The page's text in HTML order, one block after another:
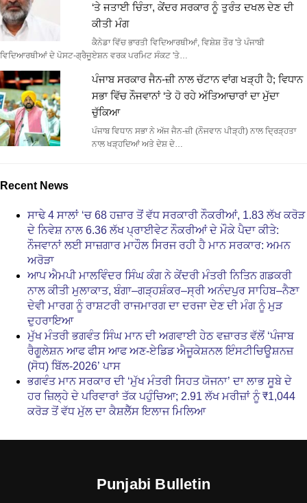
‘ਤੇ ਜਤਾਈ ਚਿੰਤਾ, ਕੇਂਦਰ ਸਰਕਾਰ ਨੂੰ ਤੁਰੰਤ ਦਖਲ ਦੇਣ ਦੀ
ਕੀਤੀ ਮੰਗ
ਕੈਨੇਡਾ ਵਿੱਚ ਭਾਰਤੀ ਵਿਦਿਆਰਥੀਆਂ, ਵਿਸ਼ੇਸ਼ ਤੌਰ 'ਤੇ ਪੰਜਾਬੀ
ਵਿਦਿਆਰਥੀਆਂ ਦੇ ਪੋਸਟ-ਗ੍ਰੈਜੂਏਸ਼ਨ ਵਰਕ ਪਰਮਿਟ ਸੰਕਟ 'ਤੇ…
ਪੰਜਾਬ ਸਰਕਾਰ ਜੈਨ-ਜ਼ੀ ਨਾਲ ਚੱਟਾਨ ਵਾਂਗ ਖੜ੍ਹੀ ਹੈ; ਵਿਧਾਨ
ਸਭਾ ਵਿੱਚ ਨੌਜਵਾਨਾਂ ‘ਤੇ ਹੋ ਰਹੇ ਅੱਤਿਆਚਾਰਾਂ ਦਾ ਮੁੱਦਾ
ਚੁੱਕਿਆ
ਪੰਜਾਬ ਵਿਧਾਨ ਸਭਾ ਨੇ ਅੱਜ ਜੈਨ-ਜ਼ੀ (ਨੌਜਵਾਨ ਪੀੜ੍ਹੀ) ਨਾਲ ਦ੍ਰਿੜ੍ਹਤਾ
ਨਾਲ ਖੜ੍ਹਦਿਆਂ ਅਤੇ ਦੇਸ਼ ਦੇ…
Recent News
ਸਾਢੇ 4 ਸਾਲਾਂ ‘ਚ 68 ਹਜ਼ਾਰ ਤੋਂ ਵੱਧ ਸਰਕਾਰੀ ਨੌਕਰੀਆਂ, 1.83 ਲੱਖ ਕਰੋੜ
ਦੇ ਨਿਵੇਸ਼ ਨਾਲ 6.36 ਲੱਖ ਪ੍ਰਾਈਵੇਟ ਨੌਕਰੀਆਂ ਦੇ ਮੌਕੇ ਪੈਦਾ ਕੀਤੇ:
ਨੌਜਵਾਨਾਂ ਲਈ ਸਾਜ਼ਗਾਰ ਮਾਹੌਲ ਸਿਰਜ ਰਹੀ ਹੈ ਮਾਨ ਸਰਕਾਰ: ਅਮਨ
ਅਰੋੜਾ
ਆਪ ਐਮਪੀ ਮਾਲਵਿੰਦਰ ਸਿੰਘ ਕੰਗ ਨੇ ਕੇਂਦਰੀ ਮੰਤਰੀ ਨਿਤਿਨ ਗਡਕਰੀ
ਨਾਲ ਕੀਤੀ ਮੁਲਾਕਾਤ, ਬੰਗਾ–ਗੜ੍ਹਸ਼ੰਕਰ–ਸ੍ਰੀ ਅਨੰਦਪੁਰ ਸਾਹਿਬ–ਨੈਣਾ
ਦੇਵੀ ਮਾਰਗ ਨੂੰ ਰਾਸ਼ਟਰੀ ਰਾਜਮਾਰਗ ਦਾ ਦਰਜਾ ਦੇਣ ਦੀ ਮੰਗ ਨੂੰ ਮੁੜ
ਦੁਹਰਾਇਆ
ਮੁੱਖ ਮੰਤਰੀ ਭਗਵੰਤ ਸਿੰਘ ਮਾਨ ਦੀ ਅਗਵਾਈ ਹੇਠ ਵਜ਼ਾਰਤ ਵੱਲੋਂ ‘ਪੰਜਾਬ
ਰੈਗੂਲੇਸ਼ਨ ਆਫ ਫੀਸ ਆਫ ਅਣ-ਏਡਿਡ ਐਜੂਕੇਸ਼ਨਲ ਇੰਸਟੀਚਿਊਸ਼ਨਜ਼
(ਸੋਧ) ਬਿੱਲ-2026’ ਪਾਸ
ਭਗਵੰਤ ਮਾਨ ਸਰਕਾਰ ਦੀ ‘ਮੁੱਖ ਮੰਤਰੀ ਸਿਹਤ ਯੋਜਨਾ’ ਦਾ ਲਾਭ ਸੂਬੇ ਦੇ
ਹਰ ਜ਼ਿਲ੍ਹੇ ਦੇ ਪਰਿਵਾਰਾਂ ਤੱਕ ਪਹੁੰਚਿਆ; 2.91 ਲੱਖ ਮਰੀਜ਼ਾਂ ਨੂੰ ₹1,044
ਕਰੋੜ ਤੋਂ ਵੱਧ ਮੁੱਲ ਦਾ ਕੈਸ਼ਲੈੱਸ ਇਲਾਜ ਮਿਲਿਆ
Punjabi Bulletin